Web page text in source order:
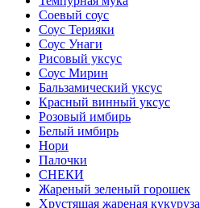
Соевый соус
Соус Терияки
Соус Унаги
Рисовый уксус
Соус Мирин
Бальзамический уксус
Красный винный уксус
Розовый имбирь
Белый имбирь
Нори
Палочки
СНЕКИ
Жареный зеленый горошек
Хрустящая жареная кукуруза